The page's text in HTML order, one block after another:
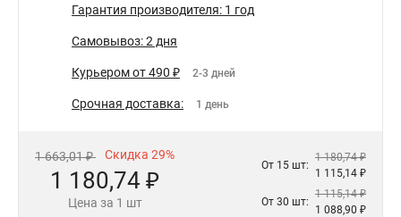
Гарантия производителя: 1 год
Самовывоз: 2 дня
Курьером от 490 ₽ 2-3 дней
Срочная доставка: 1 день
1 663,01 ₽ Скидка 29%
1 180,74 ₽
Цена за 1 шт
От 15 шт:
1 180,74 ₽
1 115,14 ₽
От 30 шт:
1 115,14 ₽
1 088,90 ₽